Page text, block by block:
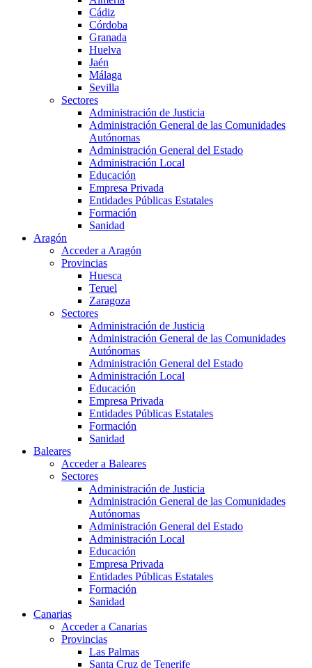
Cádiz
Córdoba
Granada
Huelva
Jaén
Málaga
Sevilla
Sectores
Administración de Justicia
Administración General de las Comunidades
Autónomas
Administración General del Estado
Administración Local
Educación
Empresa Privada
Entidades Públicas Estatales
Formación
Sanidad
Aragón
Acceder a Aragón
Provincias
Huesca
Teruel
Zaragoza
Sectores
Administración de Justicia
Administración General de las Comunidades
Autónomas
Administración General del Estado
Administración Local
Educación
Empresa Privada
Entidades Públicas Estatales
Formación
Sanidad
Baleares
Acceder a Baleares
Sectores
Administración de Justicia
Administración General de las Comunidades
Autónomas
Administración General del Estado
Administración Local
Educación
Empresa Privada
Entidades Públicas Estatales
Formación
Sanidad
Canarias
Acceder a Canarias
Provincias
Las Palmas
Santa Cruz de Tenerife